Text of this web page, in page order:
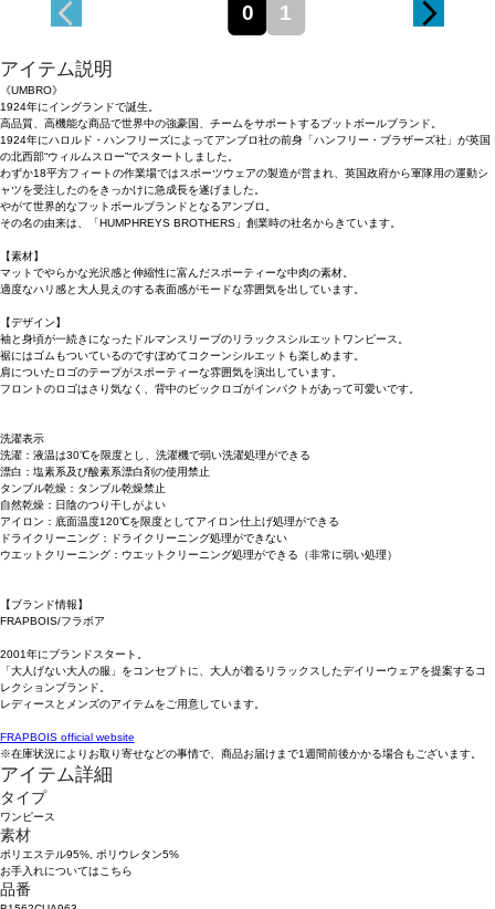
0 1
アイテム説明
《UMBRO》
1924年にイングランドで誕生。
高品質、高機能な商品で世界中の強豪国、チームをサポートするブットボールブランド。
1924年にハロルド・ハンフリーズによってアンブロ社の前身「ハンフリー・ブラザーズ社」が英国
の北西部“ウィルムスロー”でスタートしました。
わずか18平方フィートの作業場ではスポーツウェアの製造が営まれ、英国政府から軍隊用の運動シ
ャツを受注したのをきっかけに急成長を遂げました。
やがて世界的なフットボールブランドとなるアンブロ。
その名の由来は、「HUMPHREYS BROTHERS」創業時の社名からきています。
【素材】
マットでやらかな光沢感と伸縮性に富んだスポーティーな中肉の素材。
適度なハリ感と大人見えのする表面感がモードな雰囲気を出しています。
【デザイン】
袖と身頃が一続きになったドルマンスリーブのリラックスシルエットワンピース。
裾にはゴムもついているのですぼめてコクーンシルエットも楽しめます。
肩についたロゴのテープがスポーティーな雰囲気を演出しています。
フロントのロゴはさり気なく、背中のビックロゴがインパクトがあって可愛いです。
洗濯表示
洗濯：液温は30℃を限度とし、洗濯機で弱い洗濯処理ができる
漂白：塩素系及び酸素系漂白剤の使用禁止
タンブル乾燥：タンブル乾燥禁止
自然乾燥：日陰のつり干しがよい
アイロン：底面温度120℃を限度としてアイロン仕上げ処理ができる
ドライクリーニング：ドライクリーニング処理ができない
ウエットクリーニング：ウエットクリーニング処理ができる（非常に弱い処理）
【ブランド情報】
FRAPBOIS/フラボア
2001年にブランドスタート。
「大人げない大人の服」をコンセプトに、大人が着るリラックスしたデイリーウェアを提案するコ
レクションブランド。
レディースとメンズのアイテムをご用意しています。
FRAPBOIS official website
※在庫状況によりお取り寄せなどの事情で、商品お届けまで1週間前後かかる場合もございます。
アイテム詳細
タイプ
ワンピース
素材
ポリエステル95%, ポリウレタン5%
お手入れについてはこちら
品番